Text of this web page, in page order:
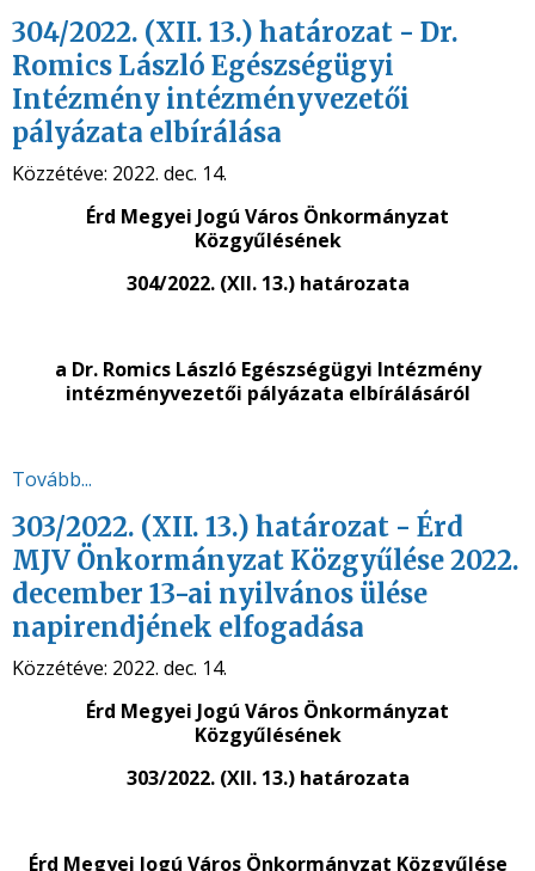
304/2022. (XII. 13.) határozat - Dr.
Romics László Egészségügyi
Intézmény intézményvezetői
pályázata elbírálása
Közzétéve: 2022. dec. 14.
Érd Megyei Jogú Város Önkormányzat
Közgyűlésének
304/2022. (XII. 13.) határozata
a Dr. Romics László Egészségügyi Intézmény
intézményvezetői pályázata elbírálásáról
Tovább...
303/2022. (XII. 13.) határozat - Érd
MJV Önkormányzat Közgyűlése 2022.
december 13-ai nyilvános ülése
napirendjének elfogadása
Közzétéve: 2022. dec. 14.
Érd Megyei Jogú Város Önkormányzat
Közgyűlésének
303/2022. (XII. 13.) határozata
Érd Megyei Jogú Város Önkormányzat Közgyűlése